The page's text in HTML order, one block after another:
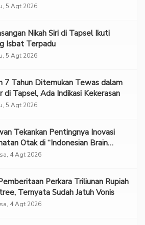
5 Agt 2026
Nikah Siri di Tapsel Ikuti
Isbat Terpadu
5 Agt 2026
7 Tahun Ditemukan Tewas dalam
di Tapsel, Ada Indikasi Kekerasan
5 Agt 2026
Tekankan Pentingnya Inovasi
Otak di “Indonesian Brain
2026 UPN Veteran Jakarta”
4 Agt 2026
Perkara Triliunan Rupiah
Ternyata Sudah Jatuh Vonis
4 Agt 2026